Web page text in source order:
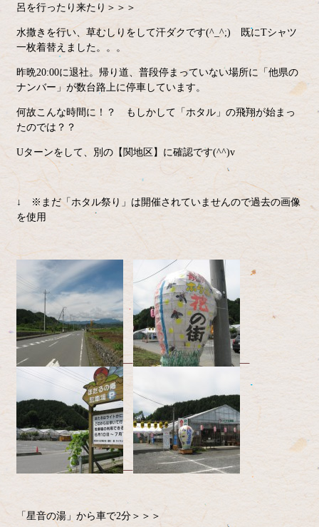
呂を行ったり来たり＞＞＞
水撒きを行い、草むしりをして汗ダクです(^_^;) 既にTシャツ
一枚着替えました。。。
昨晩20:00に退社。帰り道、普段停まっていない場所に「他県の
ナンバー」が数台路上に停車しています。
何故こんな時間に！？ もしかして「ホタル」の飛翔が始まっ
たのでは？？
Uターンをして、別の【関地区】に確認です(^^)v
↓ ※まだ「ホタル祭り」は開催されていませんので過去の画像
を使用
「星音の湯」から車で2分＞＞＞